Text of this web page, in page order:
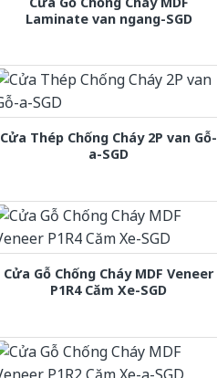
Laminate van ngang-SGD
Cửa Thép Chống Cháy 2P van Gỗ-
a-SGD
Cửa Gỗ Chống Cháy MDF Veneer
P1R4 Căm Xe-SGD